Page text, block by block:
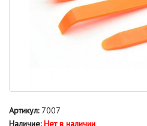
Артикул:7007
Наличие: Нет в наличии